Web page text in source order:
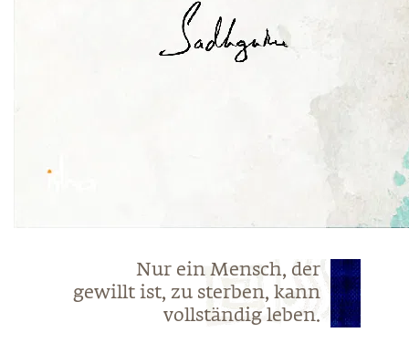
Nur ein Mensch, der
gewillt ist, zu sterben, kann
vollständig leben.